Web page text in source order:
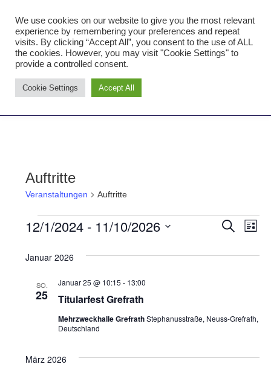
Inhalt
springenTambourcorps Concordia
Holzheim 1923
Tambourcorps
Concordia
Auftritte
Veranstaltungen Auftritte
Veranstaltungen
Suche
SUCHE
LISTE
12/1/2024 - 11/10/2026
wählen.
Januar 2026
SO.
25 Titularfest Grefrath
Januar 25 @ 10:15 - 13:00
Mehrzweckhalle GrefrathStephanusstraße, Neuss-Grefrath,
Deutschland
März 2026
We use cookies on our website to give you the most relevant
experience by remembering your preferences and repeat
visits. By clicking “Accept All”, you consent to the use of ALL
the cookies. However, you may visit "Cookie Settings" to
provide a controlled consent.
Cookie Settings Accept All